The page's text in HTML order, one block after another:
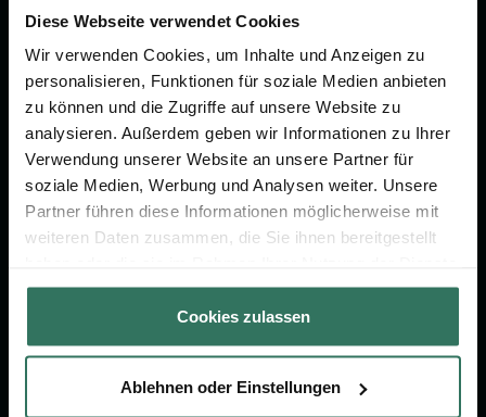
Diese Webseite verwendet Cookies
Wir verwenden Cookies, um Inhalte und Anzeigen zu
personalisieren, Funktionen für soziale Medien anbieten
zu können und die Zugriffe auf unsere Website zu
analysieren. Außerdem geben wir Informationen zu Ihrer
Verwendung unserer Website an unsere Partner für
soziale Medien, Werbung und Analysen weiter. Unsere
Partner führen diese Informationen möglicherweise mit
weiteren Daten zusammen, die Sie ihnen bereitgestellt
gesammelt haben.
Cookies zulassen
Ablehnen oder Einstellungen
Jetzt beraten lassen
FÜR SIE
Vergleich
Ratgeber
Verzeichnis
FÜR BESTATTER
Online-Portal
Kostenlos registrieren